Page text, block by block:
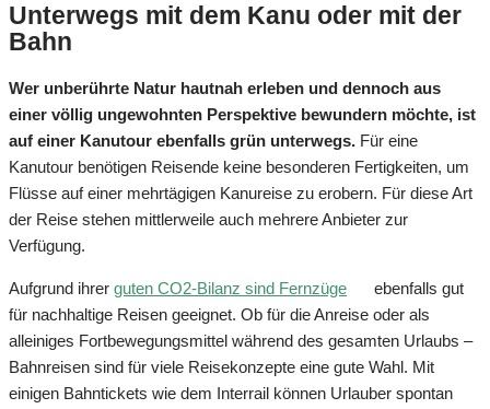
Unterwegs mit dem Kanu oder mit der
Bahn
Wer unberührte Natur hautnah erleben und dennoch aus
einer völlig ungewohnten Perspektive bewundern möchte, ist
auf einer Kanutour ebenfalls grün unterwegs. Für eine
Kanutour benötigen Reisende keine besonderen Fertigkeiten, um
Flüsse auf einer mehrtägigen Kanureise zu erobern. Für diese Art
der Reise stehen mittlerweile auch mehrere Anbieter zur
Verfügung.
Aufgrund ihrer guten CO2-Bilanz sind Fernzüge
ebenfalls gut
für nachhaltige Reisen geeignet. Ob für die Anreise oder als
alleiniges Fortbewegungsmittel während des gesamten Urlaubs –
Bahnreisen sind für viele Reisekonzepte eine gute Wahl. Mit
einigen Bahntickets wie dem Interrail können Urlauber spontan